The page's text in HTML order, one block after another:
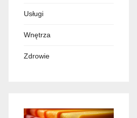
Usługi
Wnętrza
Zdrowie